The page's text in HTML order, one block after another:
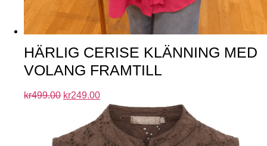
HÄRLIG CERISE KLÄNNING MED
VOLANG FRAMTILL
kr499.00 kr249.00